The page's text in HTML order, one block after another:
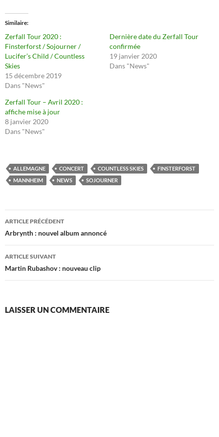
Similaire
Zerfall Tour 2020 :
Finsterforst / Sojourner /
Lucifer’s Child / Countless
Skies
15 décembre 2019
Dans "News"
Dernière date du Zerfall Tour
confirmée
19 janvier 2020
Dans "News"
Zerfall Tour – Avril 2020 :
affiche mise à jour
8 janvier 2020
Dans "News"
ALLEMAGNE CONCERT COUNTLESS SKIES
FINSTERFORST
MANNHEIM
NEWS SOJOURNER
Navigation
des
articles
ARTICLE PRÉCÉDENT
Arbrynth : nouvel album annoncé
ARTICLE SUIVANT
Martin Rubashov : nouveau clip
LAISSER UN COMMENTAIRE